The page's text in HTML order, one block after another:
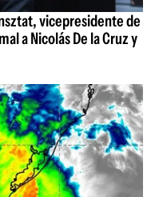
vicepresidente de
a Nicolás De la Cruz y